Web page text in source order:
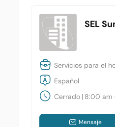
SEL
Servicios para el
Español
Cerrado | 8:00
Mensaje